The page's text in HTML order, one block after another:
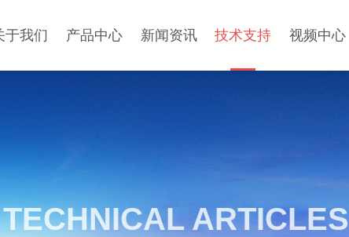
于我们 产品中心 新闻资讯 技术支持 视频中心
TECHNICAL ARTICLES